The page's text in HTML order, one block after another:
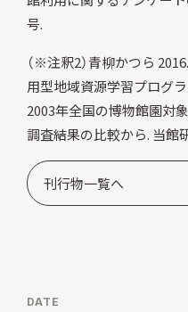
号.
（※注釈2）青柳かつら
用型地域資源学習プログ
2003年全国の博物館園対
調査結果の比較から. 当館
刊行物一覧へ
DATE